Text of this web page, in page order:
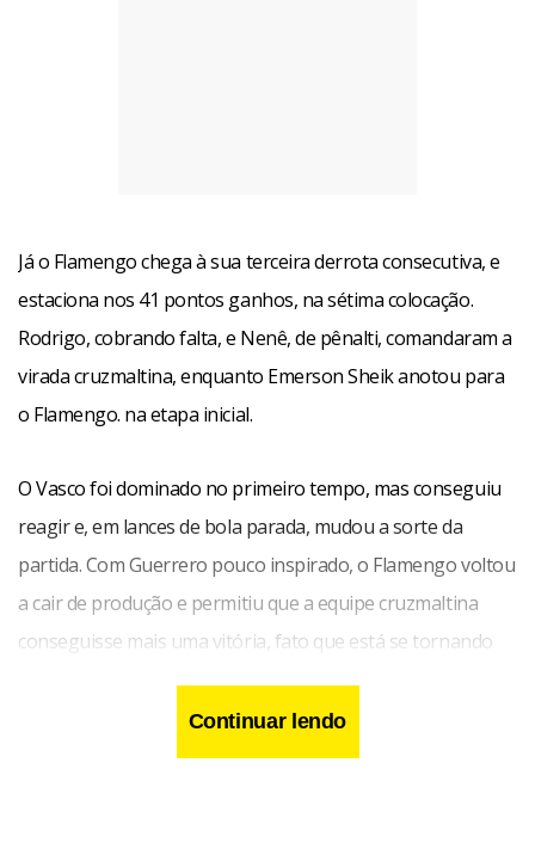
Já o Flamengo chega à sua terceira derrota consecutiva, e
estaciona nos 41 pontos ganhos, na sétima colocação.
Rodrigo, cobrando falta, e Nenê, de pênalti, comandaram a
virada cruzmaltina, enquanto Emerson Sheik anotou para
o Flamengo. na etapa inicial.
O Vasco foi dominado no primeiro tempo, mas conseguiu
reagir e, em lances de bola parada, mudou a sorte da
partida. Com Guerrero pouco inspirado, o Flamengo voltou
a cair de produção e permitiu que a equipe cruzmaltina
conseguisse mais uma vitória, fato que está se tornando
rotina na atual temporada.
Continuar lendo